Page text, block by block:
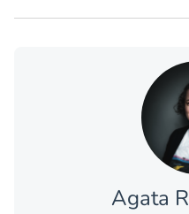
Agata